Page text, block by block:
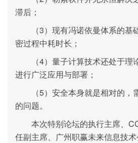
滞后；
（3）现有冯诺依曼体系的基
密过程中耗时长；
（4）量子计算技术还处于理
进行广泛应用与部署；
（5）安全本身就是相对的，
的问题。
本次特别论坛的执行主席、
任副主席、广州职赢未来信息技